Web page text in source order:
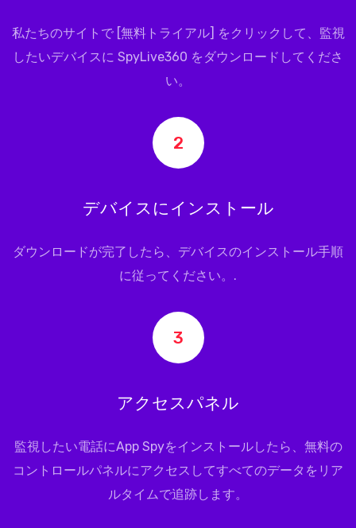
私たちのサイトで [無料トライアル] をクリックして、監視
したいデバイスに SpyLive360 をダウンロードしてくださ
い。
2
デバイスにインストール
ダウンロードが完了したら、デバイスのインストール手順
に従ってください。.
3
アクセスパネル
監視したい電話にApp Spyをインストールしたら、無料の
コントロールパネルにアクセスしてすべてのデータをリア
ルタイムで追跡します。